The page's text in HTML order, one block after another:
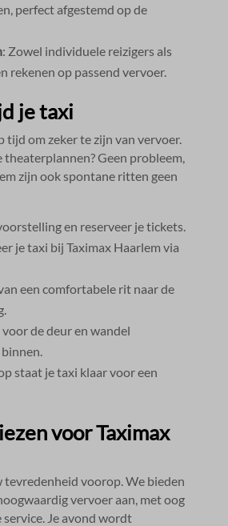
perfect afgestemd op de
: Zowel individuele reizigers als
rekenen op passend vervoer.​
je taxi
tijd om zeker te zijn van vervoer.​
Geen probleem,
zijn ook spontane ritten geen
en reserveer je tickets.​
je taxi bij Taximax Haarlem via
een comfortabele rit naar de
de deur en wandel
staat je taxi klaar voor een
voor Taximax
tevredenheid voorop.​ We bieden
vervoer aan, met oog
Je avond wordt